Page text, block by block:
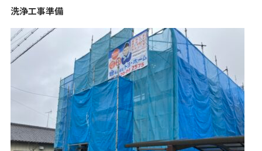
洗浄工事準備